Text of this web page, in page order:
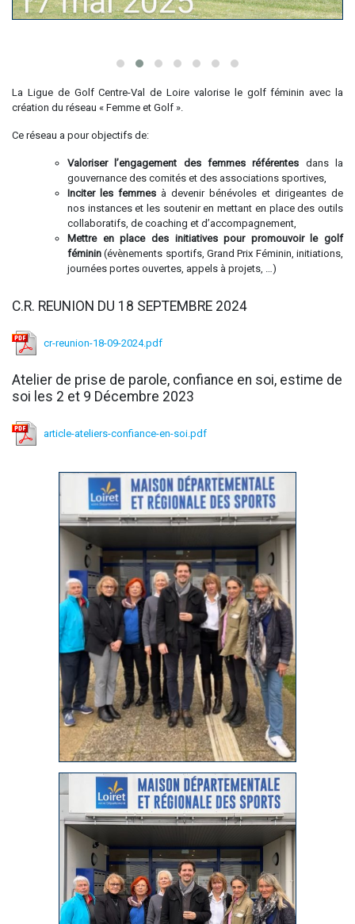
La Ligue de Golf Centre-Val de Loire valorise le golf féminin avec la
création du réseau « Femme et Golf ».
Ce réseau a pour objectifs de:
Valoriser l’engagement des femmes référentes dans la
gouvernance des comités et des associations sportives,
Inciter les femmes à devenir bénévoles et dirigeantes de
nos instances et les soutenir en mettant en place des outils
collaboratifs, de coaching et d’accompagnement,
Mettre en place des initiatives pour promouvoir le golf
féminin (évènements sportifs, Grand Prix Féminin, initiations,
journées portes ouvertes, appels à projets, …)
C.R. REUNION DU 18 SEPTEMBRE 2024
cr-reunion-18-09-2024.pdf
Atelier de prise de parole, confiance en soi, estime de
soi les 2 et 9 Décembre 2023
article-ateliers-confiance-en-soi.pdf